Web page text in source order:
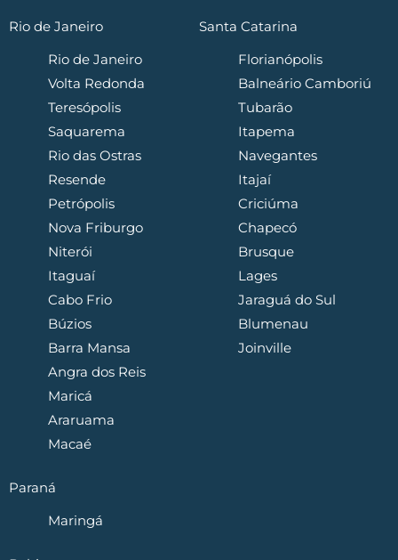
Rio de Janeiro
Rio de Janeiro
Volta Redonda
Teresópolis
Saquarema
Rio das Ostras
Resende
Petrópolis
Nova Friburgo
Niterói
Itaguaí
Cabo Frio
Búzios
Barra Mansa
Angra dos Reis
Maricá
Araruama
Macaé
Santa Catarina
Florianópolis
Balneário Camboriú
Tubarão
Itapema
Navegantes
Itajaí
Criciúma
Chapecó
Brusque
Lages
Jaraguá do Sul
Blumenau
Joinville
Paraná
Maringá